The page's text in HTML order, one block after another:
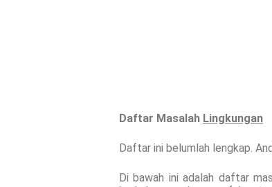
Daftar Masalah Lingkungan
Daftar ini belumlah lengkap.
Di bawah ini adalah daftar